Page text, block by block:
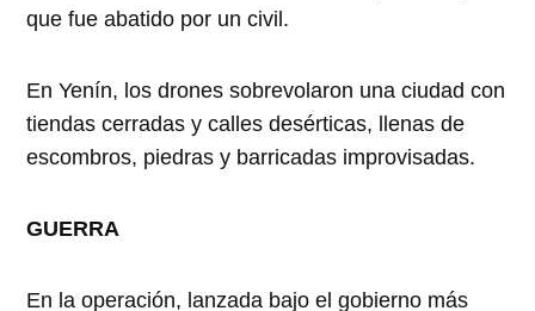
que fue abatido por un civil.
En Yenín, los drones sobrevolaron una ciudad con
tiendas cerradas y calles desérticas, llenas de
escombros, piedras y barricadas improvisadas.
GUERRA
En la operación, lanzada bajo el gobierno más